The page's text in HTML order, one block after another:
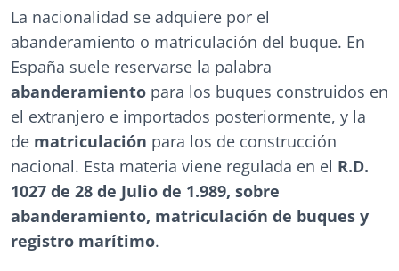
La nacionalidad se adquiere por el
abanderamiento o matriculación del buque. En
España suele reservarse la palabra
abanderamiento para los buques construidos en
el extranjero e importados posteriormente, y la
de matriculación para los de construcción
nacional. Esta materia viene regulada en el R.D.
1027 de 28 de Julio de 1.989, sobre
abanderamiento, matriculación de buques y
registro marítimo.